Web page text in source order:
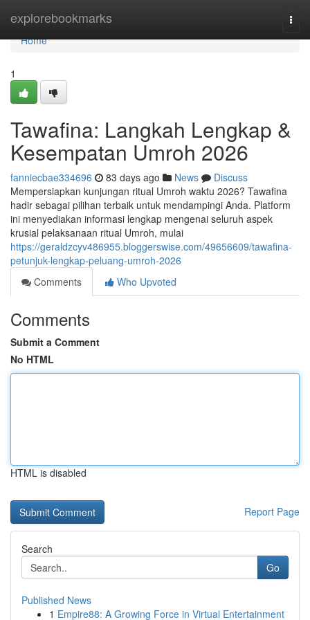
explorebookmarks
Home
Home
1
Tawafina: Langkah Lengkap &
Kesempatan Umroh 2026
fanniecbae334696 83 days ago News
Discuss
Mempersiapkan kunjungan ritual Umroh waktu 2026? Tawafina
hadir sebagai pilihan terbaik untuk mendampingi Anda. Platform
ini menyediakan informasi lengkap mengenai seluruh aspek
krusial pelaksanaan ritual Umroh, mulai
https://geraldzcyv486955.bloggerswise.com/49656609/tawafina-
petunjuk-lengkap-peluang-umroh-2026
Comments
Who Upvoted
Comments
Submit a Comment
No HTML
HTML is disabled
Report Page
Search
Go
Published News
1 Empire88: A Growing Force in Virtual Entertainment